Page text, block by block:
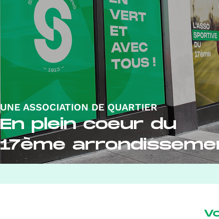
UNE ASSOCIATION DE QUARTIER
En plein coeur du
17ème